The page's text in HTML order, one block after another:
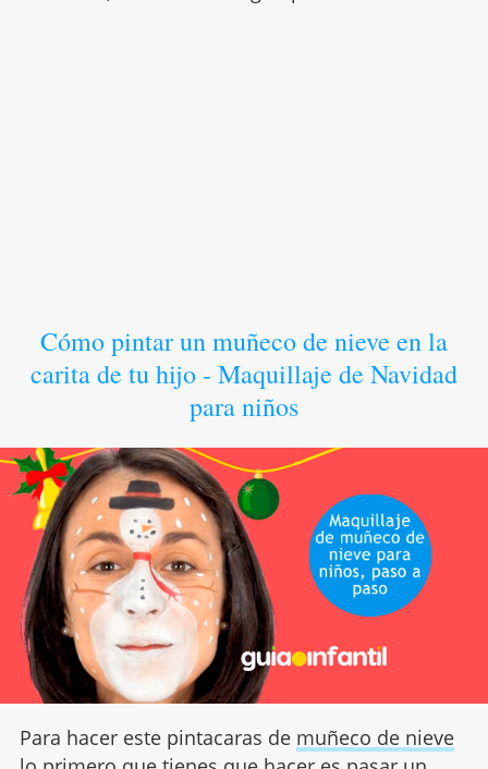
Cómo pintar un muñeco de nieve en la
carita de tu hijo - Maquillaje de Navidad
para niños
Para hacer este pintacaras de muñeco de nieve